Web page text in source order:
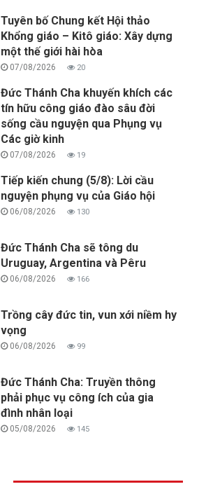
Tuyên bố Chung kết Hội thảo
Khổng giáo – Kitô giáo: Xây dựng
một thế giới hài hòa
07/08/2026 20
Đức Thánh Cha khuyến khích các
tín hữu công giáo đào sâu đời
sống cầu nguyện qua Phụng vụ
Các giờ kinh
07/08/2026 19
Tiếp kiến chung (5/8): Lời cầu
nguyện phụng vụ của Giáo hội
06/08/2026 130
Đức Thánh Cha sẽ tông du
Uruguay, Argentina và Pêru
06/08/2026 166
Trồng cây đức tin, vun xới niềm hy
vọng
06/08/2026 99
Đức Thánh Cha: Truyền thông
phải phục vụ công ích của gia
đình nhân loại
05/08/2026 145